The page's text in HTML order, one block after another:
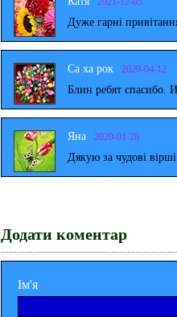
Дуже гарні
Са ха рок 2020-04-12
Блин ребят спасибо.
Яна 2020-01-28
Дякую за чудові
Додати коментар
Ім'я